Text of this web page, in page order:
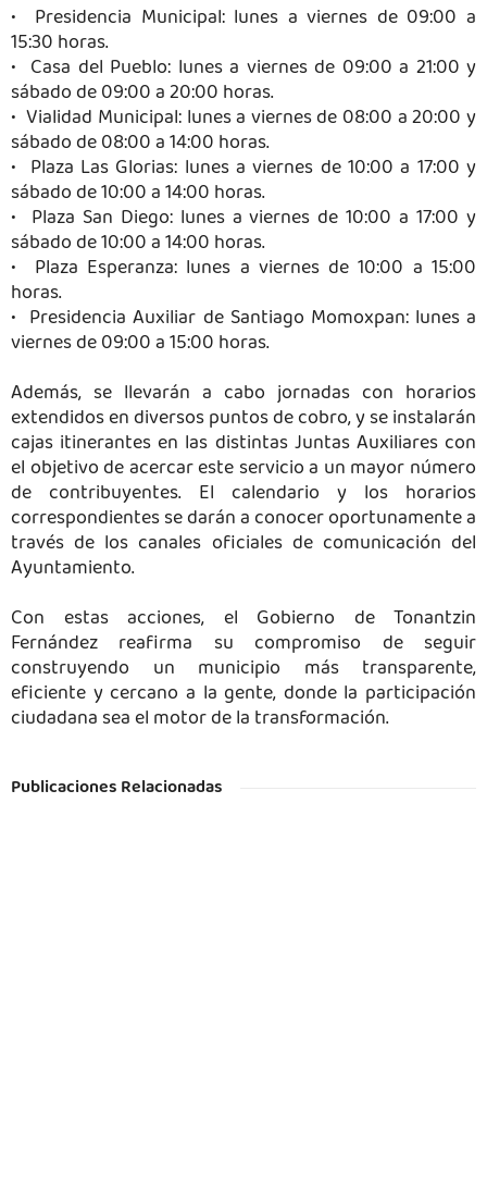
•⁠ ⁠Presidencia Municipal: lunes a viernes de 09:00 a
15:30 horas.
•⁠ ⁠Casa del Pueblo: lunes a viernes de 09:00 a 21:00 y
sábado de 09:00 a 20:00 horas.
•⁠ ⁠Vialidad Municipal: lunes a viernes de 08:00 a 20:00 y
sábado de 08:00 a 14:00 horas.
•⁠ ⁠Plaza Las Glorias: lunes a viernes de 10:00 a 17:00 y
sábado de 10:00 a 14:00 horas.
•⁠ ⁠Plaza San Diego: lunes a viernes de 10:00 a 17:00 y
sábado de 10:00 a 14:00 horas.
•⁠ ⁠Plaza Esperanza: lunes a viernes de 10:00 a 15:00
horas.
•⁠ ⁠Presidencia Auxiliar de Santiago Momoxpan: lunes a
viernes de 09:00 a 15:00 horas.
Además, se llevarán a cabo jornadas con horarios
extendidos en diversos puntos de cobro, y se instalarán
cajas itinerantes en las distintas Juntas Auxiliares con
el objetivo de acercar este servicio a un mayor número
de contribuyentes. El calendario y los horarios
correspondientes se darán a conocer oportunamente a
través de los canales oficiales de comunicación del
Ayuntamiento.
Con estas acciones, el Gobierno de Tonantzin
Fernández reafirma su compromiso de seguir
construyendo un municipio más transparente,
eficiente y cercano a la gente, donde la participación
ciudadana sea el motor de la transformación.
Publicaciones Relacionadas